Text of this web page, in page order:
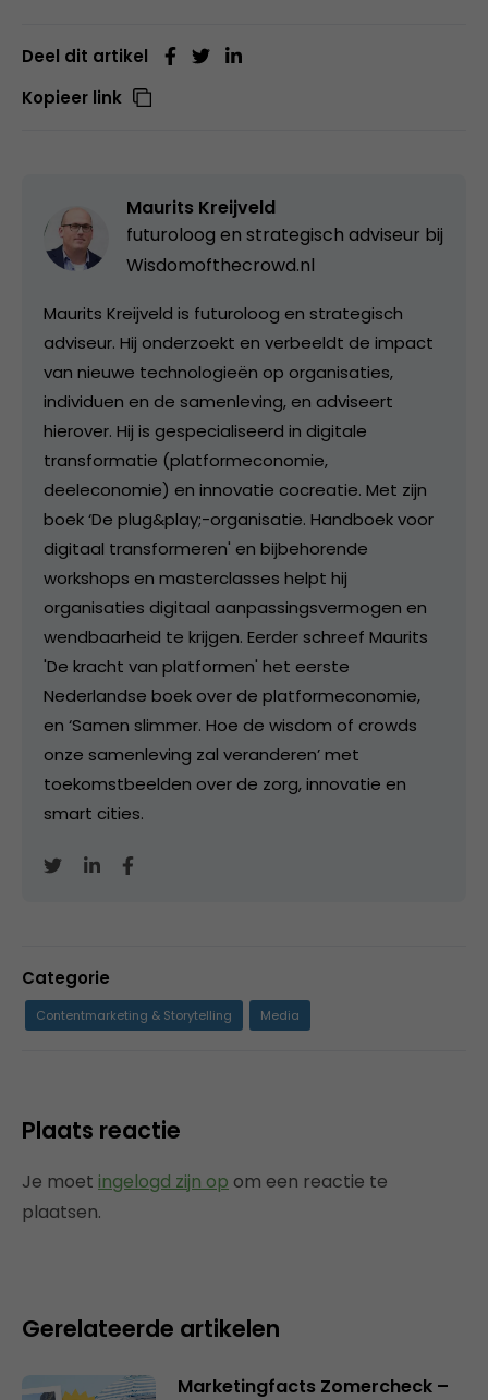
Deel dit artikel
Kopieer link
Maurits Kreijveld
futuroloog en strategisch adviseur bij
Wisdomofthecrowd.nl
Maurits Kreijveld is futuroloog en strategisch
adviseur. Hij onderzoekt en verbeeldt de impact
van nieuwe technologieën op organisaties,
individuen en de samenleving, en adviseert
hierover. Hij is gespecialiseerd in digitale
transformatie (platformeconomie,
deeleconomie) en innovatie cocreatie. Met zijn
boek ‘De plug&play;-organisatie. Handboek voor
digitaal transformeren' en bijbehorende
workshops en masterclasses helpt hij
organisaties digitaal aanpassingsvermogen en
wendbaarheid te krijgen. Eerder schreef Maurits
'De kracht van platformen' het eerste
Nederlandse boek over de platformeconomie,
en ‘Samen slimmer. Hoe de wisdom of crowds
onze samenleving zal veranderen’ met
toekomstbeelden over de zorg, innovatie en
smart cities.
Categorie
Contentmarketing & Storytelling Media
Plaats reactie
Je moet ingelogd zijn op om een reactie te
plaatsen.
Gerelateerde artikelen
Marketingfacts Zomercheck –